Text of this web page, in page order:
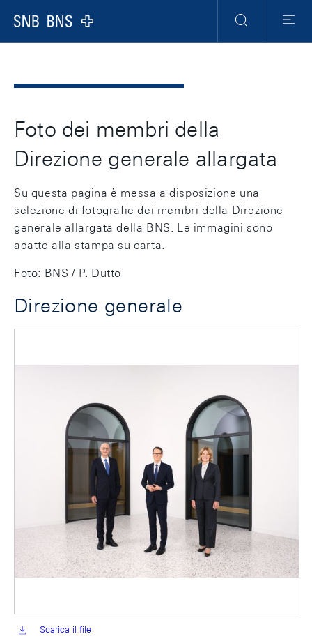
Logo
Navigation
Ricerca Menu
Foto dei membri della
Direzione generale allargata
Su questa pagina è messa a disposizione una
selezione di fotografie dei membri della Direzione
generale allargata della BNS. Le immagini sono
adatte alla stampa su carta.
Foto: BNS / P. Dutto
Direzione generale
Scarica il file